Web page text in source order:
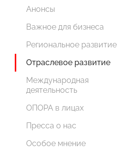
Анонсы
Важное для бизнеса
Региональное развитие
Отраслевое развитие
Международная
деятельность
ОПОРА в лицах
Пресса о нас
Особое мнение